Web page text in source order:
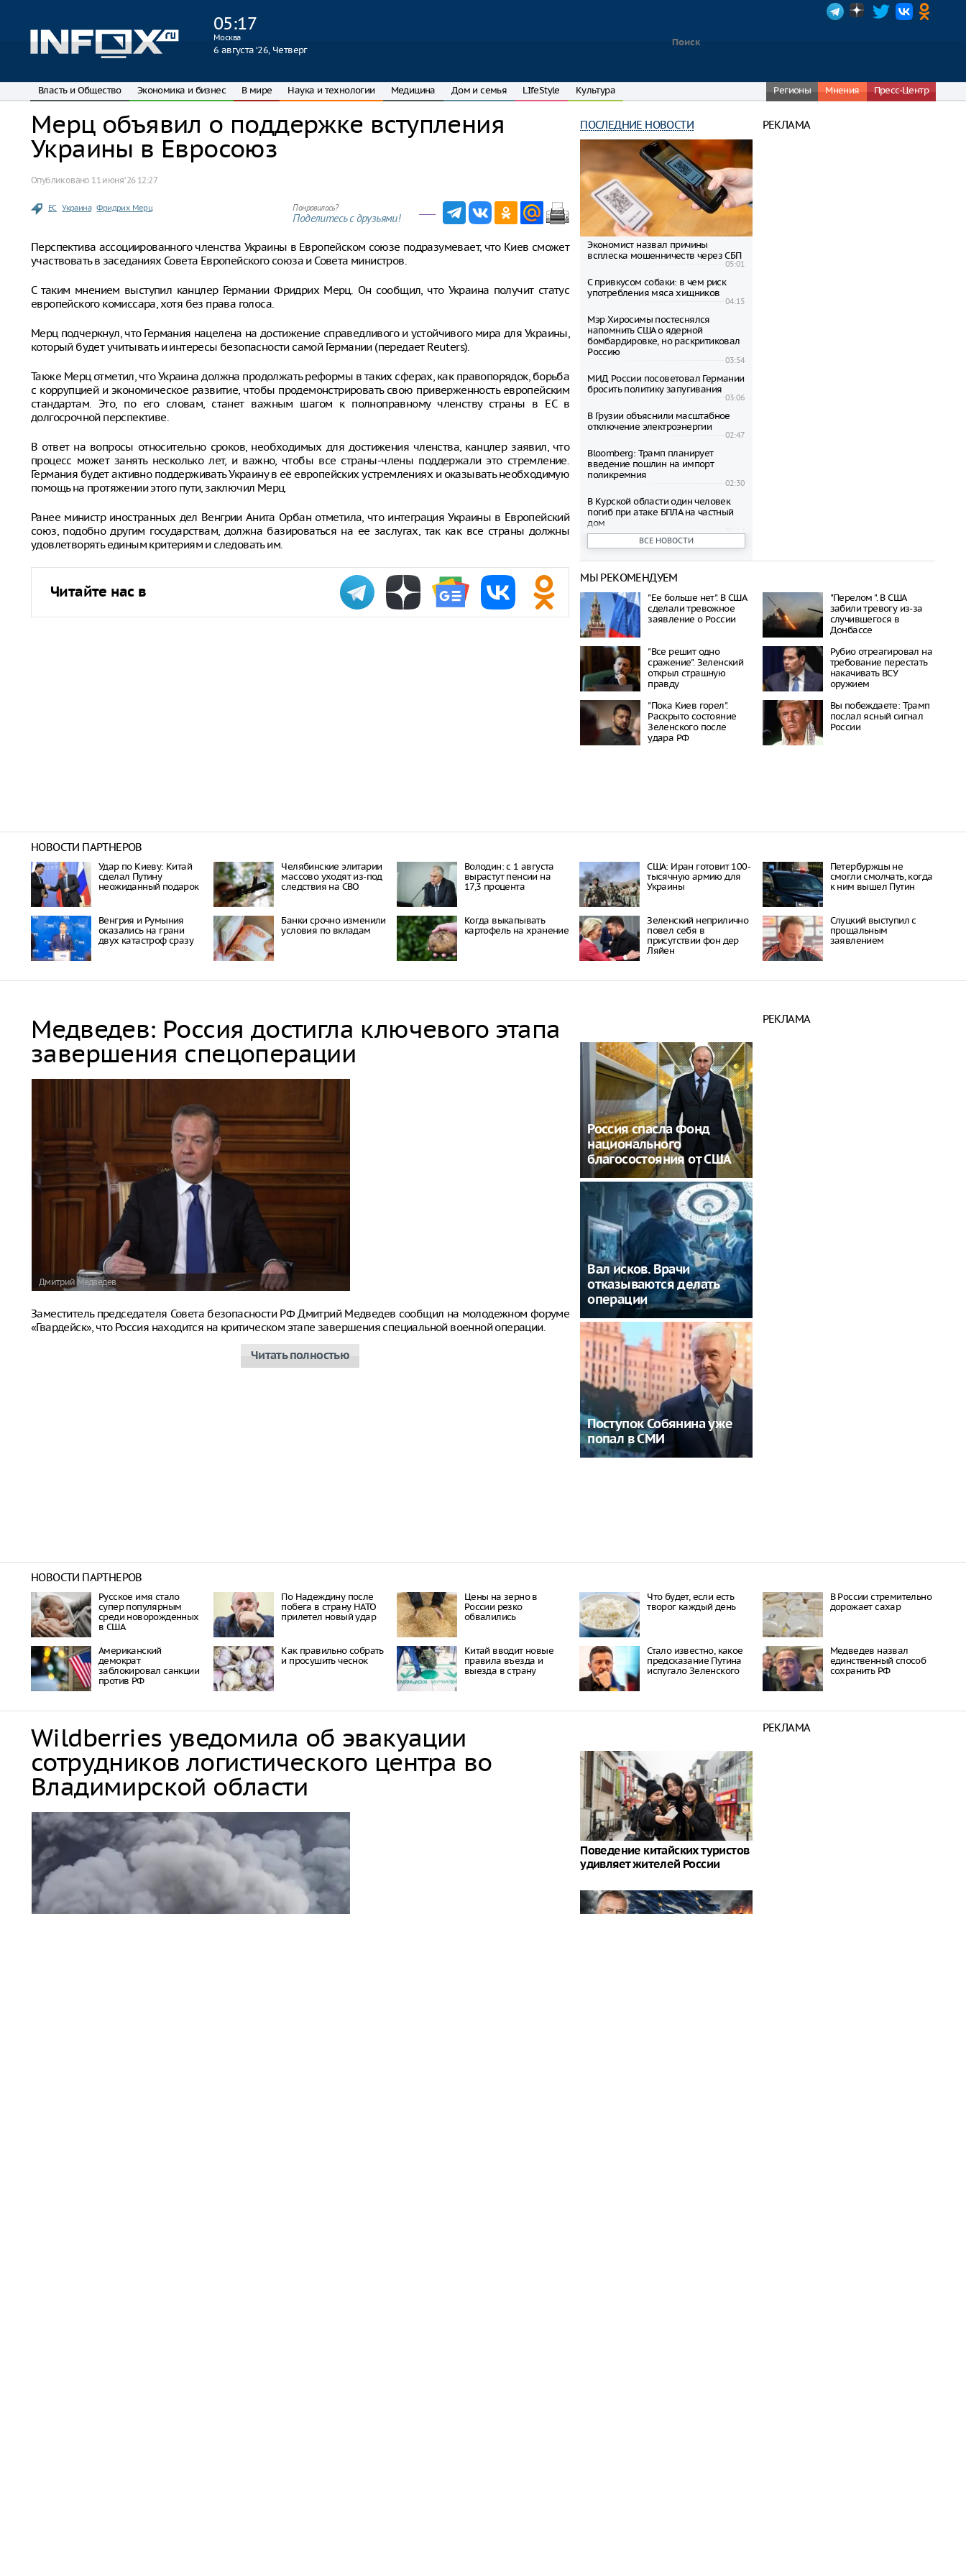
05:17
Москва
6 августа ‘26, Четверг
Власть и Общество Экономика и бизнес В мире Наука и технологии Медицина Дом и семья LIfeStyle Культура Регионы Мнения Пресс-Центр
Мерц объявил о поддержке вступления
Украины в Евросоюз
Опубликовано 11 июня ‘26 12:27
ЕС Украина Фридрих Мерц Понравилось?
Поделитесь с друзьями!
Перспектива ассоциированного членства Украины в Европейском союзе подразумевает, что Киев сможет
участвовать в заседаниях Совета Европейского союза и Совета министров.
С таким мнением выступил канцлер Германии Фридрих Мерц. Он сообщил, что Украина получит статус
европейского комиссара, хотя без права голоса.
Мерц подчеркнул, что Германия нацелена на достижение справедливого и устойчивого мира для Украины,
который будет учитывать и интересы безопасности самой Германии (передает Reuters).
Также Мерц отметил, что Украина должна продолжать реформы в таких сферах, как правопорядок, борьба
с коррупцией и экономическое развитие, чтобы продемонстрировать свою приверженность европейским
стандартам. Это, по его словам, станет важным шагом к полноправному членству страны в ЕС в
долгосрочной перспективе.
В ответ на вопросы относительно сроков, необходимых для достижения членства, канцлер заявил, что
процесс может занять несколько лет, и важно, чтобы все страны-члены поддержали это стремление.
Германия будет активно поддерживать Украину в её европейских устремлениях и оказывать необходимую
помощь на протяжении этого пути, заключил Мерц.
Ранее министр иностранных дел Венгрии Анита Орбан отметила, что интеграция Украины в Европейский
союз, подобно другим государствам, должна базироваться на ее заслугах, так как все страны должны
удовлетворять единым критериям и следовать им.
Читайте нас в
ПОСЛЕДНИЕ НОВОСТИ
Экономист назвал причины
всплеска мошенничеств через СБП
05:01
С привкусом собаки: в чем риск
употребления мяса хищников
04:15
Мэр Хиросимы постеснялся
напомнить США о ядерной
бомбардировке, но раскритиковал
Россию
03:54
МИД России посоветовал Германии
бросить политику запугивания
03:06
В Грузии объяснили масштабное
отключение электроэнергии
02:47
Bloomberg: Трамп планирует
введение пошлин на импорт
поликремния
02:30
В Курской области один человек
погиб при атаке БПЛА на частный
дом
02:14
Эксперт Диана Фердман о
популярных китайских курортах
среди россиян
В России разрешена продажа
бензина стандартов Евро-2, Евро-3
и Евро-4
Эксперт Самородов озвучил
причины рекордного спроса на
полноприводные автомобили в
России
97-летняя британка установила
рекорд по стоянию на крыле
летящего самолета
ВСЕ НОВОСТИ
РЕКЛАМА
МЫ РЕКОМЕНДУЕМ
"Ее больше нет". В США
сделали тревожное
заявление о России
"Перелом ". В США
забили тревогу из-за
случившегося в
Донбассе
"Все решит одно
сражение". Зеленский
открыл страшную
правду
Рубио отреагировал на
требование перестать
накачивать ВСУ
оружием
"Пока Киев горел".
Раскрыто состояние
Зеленского после
удара РФ
Вы побеждаете: Трамп
послал ясный сигнал
России
НОВОСТИ ПАРТНЕРОВ
Удар по Киеву: Китай
сделал Путину
неожиданный подарок
Челябинские элитарии
массово уходят из-под
следствия на СВО
Володин: с 1 августа
вырастут пенсии на
17,3 процента
США: Иран готовит 100-
тысячную армию для
Украины
Петербуржцы не
смогли смолчать, когда
к ним вышел Путин
Венгрия и Румыния
оказались на грани
двух катастроф сразу
Банки срочно изменили
условия по вкладам
Когда выкапывать
картофель на хранение
Зеленский неприлично
повел cебя в
присутствии фон дер
Ляйен
Слуцкий выступил с
прощальным
заявлением
Медведев: Россия достигла ключевого этапа
завершения спецоперации
Дмитрий Медведев
Заместитель председателя Совета безопасности РФ Дмитрий Медведев сообщил на молодежном форуме
«Гвардейск», что Россия находится на критическом этапе завершения специальной военной операции.
Читать полностью
Россия спасла Фонд
национального
благосостояния от США
Вал исков. Врачи
отказываются делать
операции
Поступок Собянина уже
попал в СМИ
РЕКЛАМА
НОВОСТИ ПАРТНЕРОВ
Русское имя стало
супер популярным
среди новорожденных
в США
По Надеждину после
побега в страну НАТО
прилетел новый удар
Цены на зерно в
России резко
обвалились
Что будет, если есть
творог каждый день
В России стремительно
дорожает сахар
Американский
демократ
заблокировал санкции
против РФ
Как правильно собрать
и просушить чеснок
Китай вводит новые
правила въезда и
выезда в страну
Стало известно, какое
предсказание Путина
испугало Зеленского
Медведев назвал
единственный способ
сохранить РФ
Wildberries уведомила об эвакуации
сотрудников логистического центра во
Владимирской области
Поведение китайских туристов
удивляет жителей России
РЕКЛАМА